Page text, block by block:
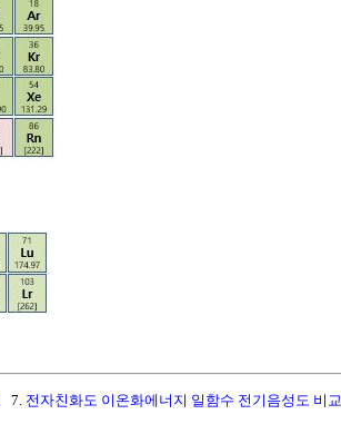
7. 전자친화도 이온화에너지 일함수 전기음성도 비교